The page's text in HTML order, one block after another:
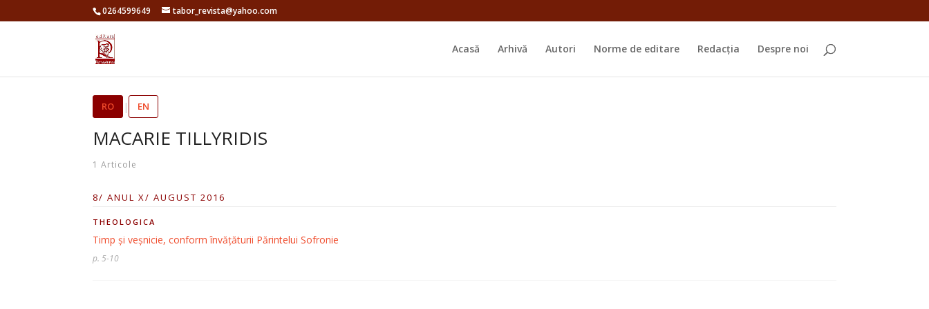
0264599649 tabor_revista@yahoo.com
Acasă Arhivă Autori Norme de editare Redacția Despre noi
RO | EN
MACARIE TILLYRIDIS
1 Articole
8/ ANUL X/ AUGUST 2016
THEOLOGICA
Timp și veșnicie, conform învățăturii Părintelui Sofronie
p. 5-10